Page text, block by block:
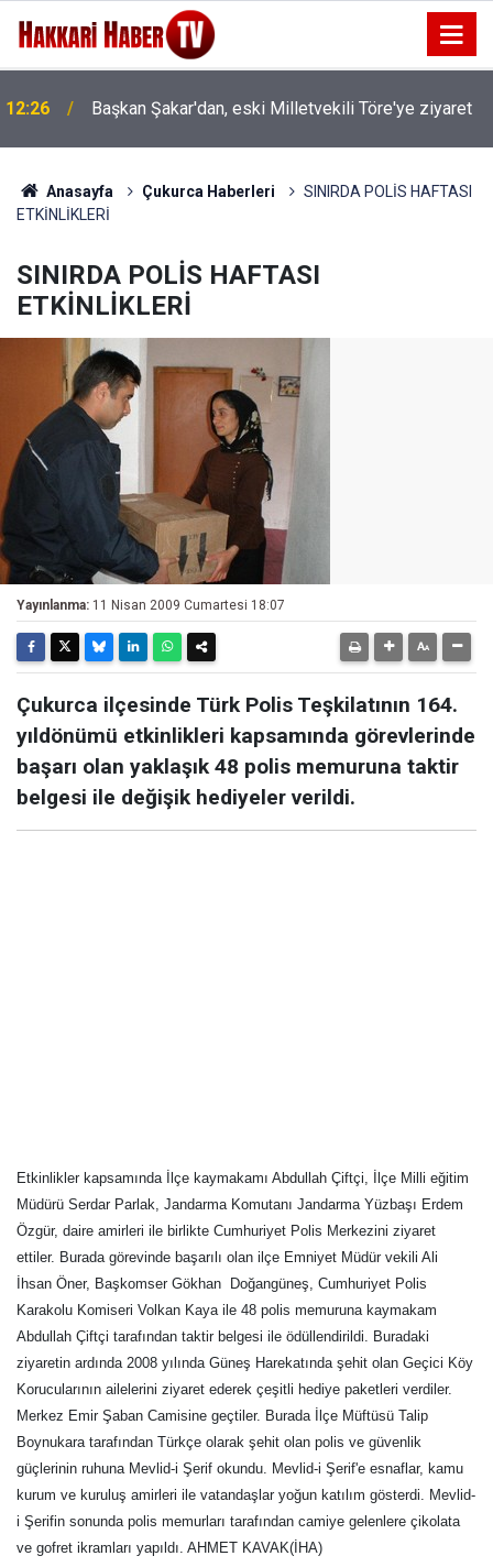
12:26 Başkan Şakar'dan, eski Milletvekili Töre'ye ziyaret
Anasayfa Çukurca Haberleri
SINIRDA POLİS HAFTASI
ETKİNLİKLERİ
SINIRDA POLİS HAFTASI
ETKİNLİKLERİ
Yayınlanma: 11 Nisan 2009 Cumartesi 18:07
Çukurca ilçesinde Türk Polis Teşkilatının 164.
yıldönümü etkinlikleri kapsamında görevlerinde
başarı olan yaklaşık 48 polis memuruna taktir
belgesi ile değişik hediyeler verildi.
Etkinlikler kapsamında İlçe kaymakamı Abdullah Çiftçi, İlçe Milli eğitim
Müdürü Serdar Parlak, Jandarma Komutanı Jandarma Yüzbaşı Erdem
Özgür, daire amirleri ile birlikte Cumhuriyet Polis Merkezini ziyaret
ettiler. Burada görevinde başarılı olan ilçe Emniyet Müdür vekili Ali
İhsan Öner, Başkomser Gökhan
Doğangüneş, Cumhuriyet Polis
Karakolu Komiseri Volkan Kaya ile 48 polis memuruna kaymakam
Abdullah Çiftçi tarafından taktir belgesi ile ödüllendirildi. Buradaki
ziyaretin ardında 2008 yılında Güneş Harekatında şehit olan Geçici Köy
Korucularının ailelerini ziyaret ederek çeşitli hediye paketleri verdiler.
Merkez Emir Şaban Camisine geçtiler. Burada İlçe Müftüsü Talip
Boynukara tarafından Türkçe olarak şehit olan polis ve güvenlik
güçlerinin ruhuna Mevlid-i Şerif okundu. Mevlid-i Şerif'e esnaflar, kamu
kurum ve kuruluş amirleri ile vatandaşlar yoğun katılım gösterdi. Mevlid-
i Şerifin sonunda polis memurları tarafından camiye gelenlere çikolata
ve gofret ikramları yapıldı. AHMET KAVAK(İHA)